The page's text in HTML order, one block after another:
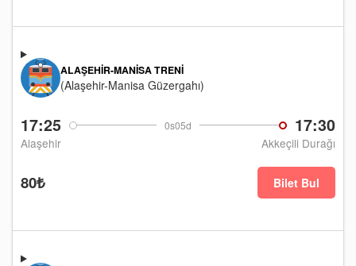
17:25 0s05d 17:30
Alaşehir Akkeçili Durağı
ALAŞEHIR-MANISA TRENI
(Alaşehir-Manisa Güzergahı)
80₺ Bilet Bul